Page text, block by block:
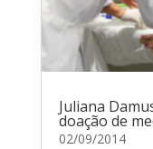
Juliana
doação de
02/09/2014